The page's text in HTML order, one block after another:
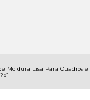
Moldura Lisa Para Quadros e